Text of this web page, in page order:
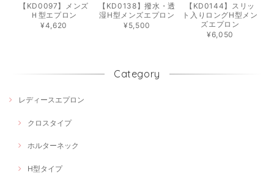
【KD0097】メンズ
Ｈ型エプロン
¥4,620
【KD0138】撥水・透
湿H型メンズエプロン
¥5,500
【KD0144】スリッ
ト入りロングH型メン
ズエプロン
¥6,050
Category
レディースエプロン
クロスタイプ
ホルターネック
H型タイプ